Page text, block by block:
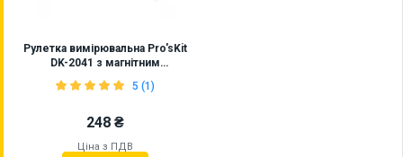
Рулетка вимірювальна Pro'sKit
DK-2041 з магнітним
наконечником (5 м)
5 (1)
248 ₴
Ціна з ПДВ